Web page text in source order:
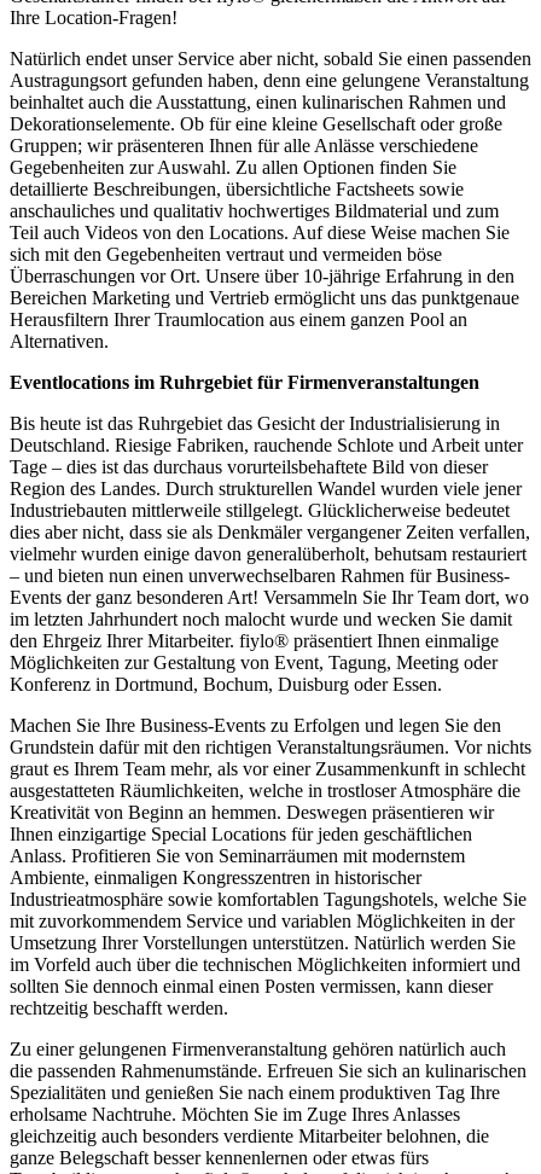
Ihre Location-Fragen!
Natürlich endet unser Service aber nicht, sobald Sie einen passenden
Austragungsort gefunden haben, denn eine gelungene Veranstaltung
beinhaltet auch die Ausstattung, einen kulinarischen Rahmen und
Dekorationselemente. Ob für eine kleine Gesellschaft oder große
Gruppen; wir präsenteren Ihnen für alle Anlässe verschiedene
Gegebenheiten zur Auswahl. Zu allen Optionen finden Sie
detaillierte Beschreibungen, übersichtliche Factsheets sowie
anschauliches und qualitativ hochwertiges Bildmaterial und zum
Teil auch Videos von den Locations. Auf diese Weise machen Sie
sich mit den Gegebenheiten vertraut und vermeiden böse
Überraschungen vor Ort. Unsere über 10-jährige Erfahrung in den
Bereichen Marketing und Vertrieb ermöglicht uns das punktgenaue
Herausfiltern Ihrer Traumlocation aus einem ganzen Pool an
Alternativen.
Eventlocations im Ruhrgebiet für Firmenveranstaltungen
Bis heute ist das Ruhrgebiet das Gesicht der Industrialisierung in
Deutschland. Riesige Fabriken, rauchende Schlote und Arbeit unter
Tage – dies ist das durchaus vorurteilsbehaftete Bild von dieser
Region des Landes. Durch strukturellen Wandel wurden viele jener
Industriebauten mittlerweile stillgelegt. Glücklicherweise bedeutet
dies aber nicht, dass sie als Denkmäler vergangener Zeiten verfallen,
vielmehr wurden einige davon generalüberholt, behutsam restauriert
– und bieten nun einen unverwechselbaren Rahmen für Business-
Events der ganz besonderen Art! Versammeln Sie Ihr Team dort, wo
im letzten Jahrhundert noch malocht wurde und wecken Sie damit
den Ehrgeiz Ihrer Mitarbeiter. fiylo® präsentiert Ihnen einmalige
Möglichkeiten zur Gestaltung von Event, Tagung, Meeting oder
Konferenz in Dortmund, Bochum, Duisburg oder Essen.
Machen Sie Ihre Business-Events zu Erfolgen und legen Sie den
Grundstein dafür mit den richtigen Veranstaltungsräumen. Vor nichts
graut es Ihrem Team mehr, als vor einer Zusammenkunft in schlecht
ausgestatteten Räumlichkeiten, welche in trostloser Atmosphäre die
Kreativität von Beginn an hemmen. Deswegen präsentieren wir
Ihnen einzigartige Special Locations für jeden geschäftlichen
Anlass. Profitieren Sie von Seminarräumen mit modernstem
Ambiente, einmaligen Kongresszentren in historischer
Industrieatmosphäre sowie komfortablen Tagungshotels, welche Sie
mit zuvorkommendem Service und variablen Möglichkeiten in der
Umsetzung Ihrer Vorstellungen unterstützen. Natürlich werden Sie
im Vorfeld auch über die technischen Möglichkeiten informiert und
sollten Sie dennoch einmal einen Posten vermissen, kann dieser
rechtzeitig beschafft werden.
Zu einer gelungenen Firmenveranstaltung gehören natürlich auch
die passenden Rahmenumstände. Erfreuen Sie sich an kulinarischen
Spezialitäten und genießen Sie nach einem produktiven Tag Ihre
erholsame Nachtruhe. Möchten Sie im Zuge Ihres Anlasses
gleichzeitig auch besonders verdiente Mitarbeiter belohnen, die
ganze Belegschaft besser kennenlernen oder etwas fürs